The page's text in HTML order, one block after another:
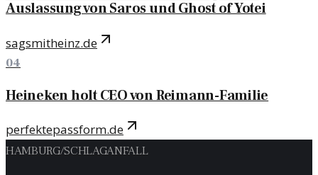
Auslassung von Saros und Ghost of Yotei
sagsmitheinz.de
04
Heineken holt CEO von Reimann-Familie
perfektepassform.de
HAMBURG/SCHLAGANFALL